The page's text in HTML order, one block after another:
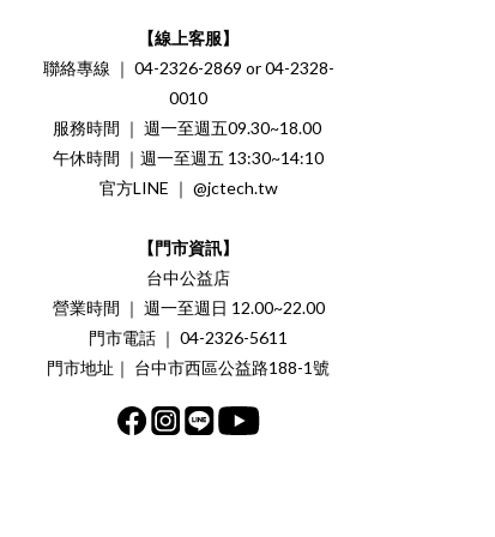
【線上客服】
聯絡專線 ｜ 04-2326-2869 or 04-2328-
0010
服務時間 ｜ 週一至週五09.30~18.00
午休時間 ｜週一至週五 13:30~14:10
官方LINE ｜ @jctech.tw
【門市資訊】
台中公益店
營業時間 ｜ 週一至週日 12.00~22.00
門市電話 ｜ 04-2326-5611
門市地址｜ 台中市西區公益路188-1號